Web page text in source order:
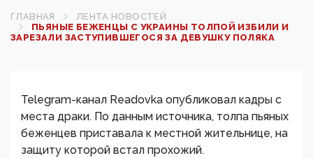
ГЛАВНАЯ
ЛЕНТА НОВОСТЕЙ
ПЬЯНЫЕ БЕЖЕНЦЫ С УКРАИНЫ ТОЛПОЙ ИЗБИЛИ И
ЗАРЕЗАЛИ ЗАСТУПИВШЕГОСЯ ЗА ДЕВУШКУ ПОЛЯКА
Telegram-канал Readovka опубликовал кадры с
места драки. По данным источника, толпа пьяных
беженцев приставала к местной жительнице, на
защиту которой встал прохожий.